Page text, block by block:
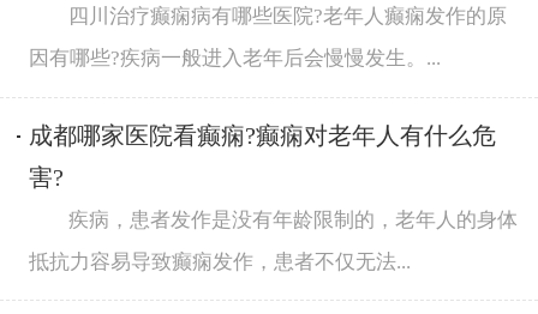
四川治疗癫痫病有哪些医院?老年人癫痫发作的原
因有哪些?疾病一般进入老年后会慢慢发生。...
成都哪家医院看癫痫?癫痫对老年人有什么危
害?
疾病，患者发作是没有年龄限制的，老年人的身体
抵抗力容易导致癫痫发作，患者不仅无法...